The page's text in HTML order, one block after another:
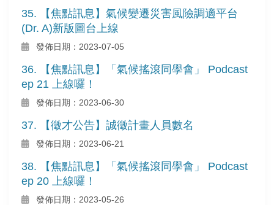
35. 【焦點訊息】氣候變遷災害風險調適平台
(Dr. A)新版圖台上線
發佈日期：2023-07-05
36. 【焦點訊息】「氣候搖滾同學會」 Podcast
ep 21 上線囉！
發佈日期：2023-06-30
37. 【徵才公告】誠徵計畫人員數名
發佈日期：2023-06-21
38. 【焦點訊息】「氣候搖滾同學會」 Podcast
ep 20 上線囉！
發佈日期：2023-05-26